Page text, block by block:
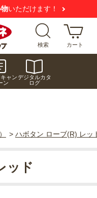
いただけます！
検索 カート
ャン
ン
デジタルカタ
ログ
> ハボタン ローブ(R) レッ
ッド